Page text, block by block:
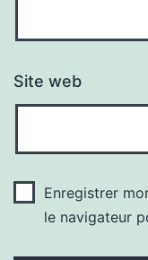
Site web
Enregistrer
le navigateur